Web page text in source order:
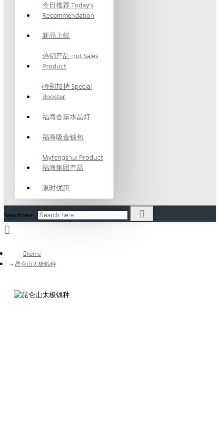
今日推荐 Today's
Recommendation
新品上线
热销产品 Hot Sales
Product
特别加持 Special
Booster
福海香薰水晶灯
福海吸金钱包
Myfengshui Product
福海集团产品
限时优惠
Search here...
home
昆仑山太极钱种